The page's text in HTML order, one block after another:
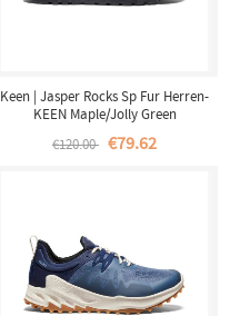
Keen | Jasper Rocks Sp Fur Herren-
KEEN Maple/Jolly Green
€120.00 €79.62